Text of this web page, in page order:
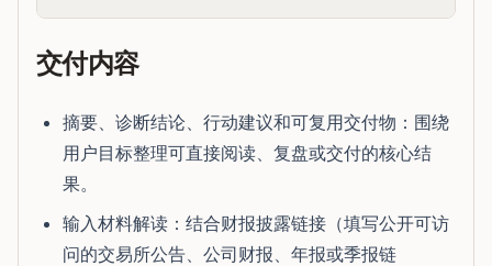
交付内容
摘要、诊断结论、行动建议和可复用交付物：围绕
用户目标整理可直接阅读、复盘或交付的核心结
果。
输入材料解读：结合财报披露链接（填写公开可访
问的交易所公告、公司财报、年报或季报链